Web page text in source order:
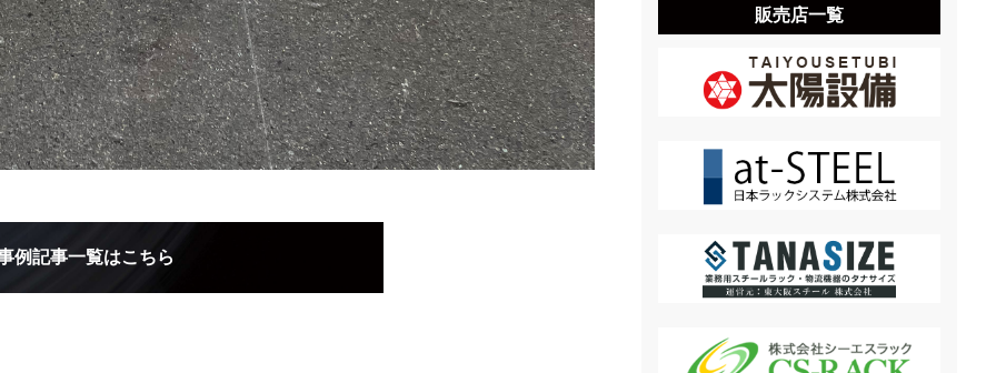
例記事一覧はこちら
販売店一覧